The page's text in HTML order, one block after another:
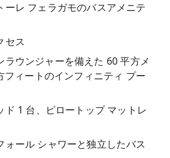
ーレ フェラガモのバスアメニテ
セス
ラウンジャーを備えた 60 平方メ
フィートのインフィニティ プー
ド 1 台、ピロートップ マットレ
ォール シャワーと独立したバス